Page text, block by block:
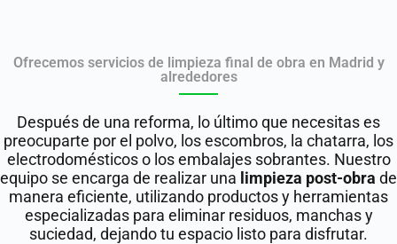
Ofrecemos servicios de limpieza final de obra en Madrid y
alrededores
Después de una reforma, lo último que necesitas es
preocuparte por el polvo, los escombros, la chatarra, los
electrodomésticos o los embalajes sobrantes. Nuestro
equipo se encarga de realizar una limpieza post-obra de
manera eficiente, utilizando productos y herramientas
especializadas para eliminar residuos, manchas y
suciedad, dejando tu espacio listo para disfrutar.